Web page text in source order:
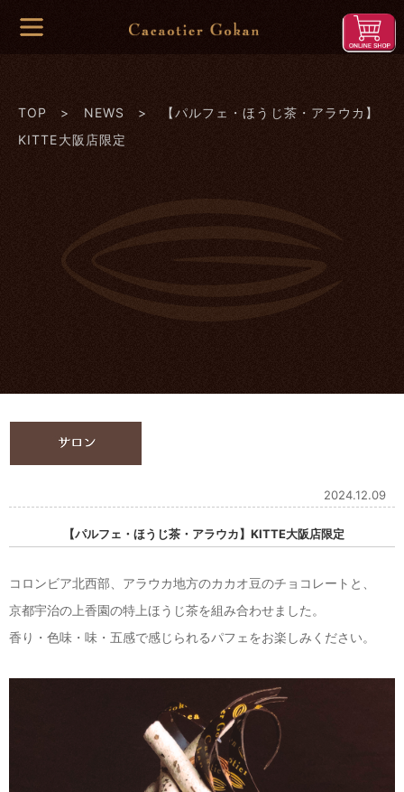
TOP > NEWS
> 【パルフェ・ほうじ茶・アラウカ】
KITTE大阪店限定
2024.12.09
【パルフェ・ほうじ茶・アラウカ】KITTE大阪店限定
コロンビア北西部、アラウカ地方のカカオ豆のチョコレートと、
京都宇治の上香園の特上ほうじ茶を組み合わせました。
香り・色味・味・五感で感じられるパフェをお楽しみください。